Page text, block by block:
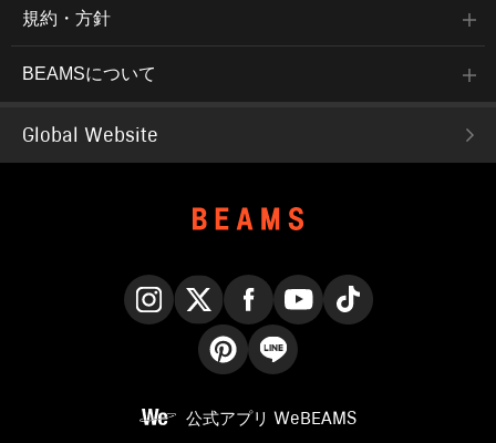
規約・方針
BEAMSについて
Global Website
公式アプリ WeBEAMS